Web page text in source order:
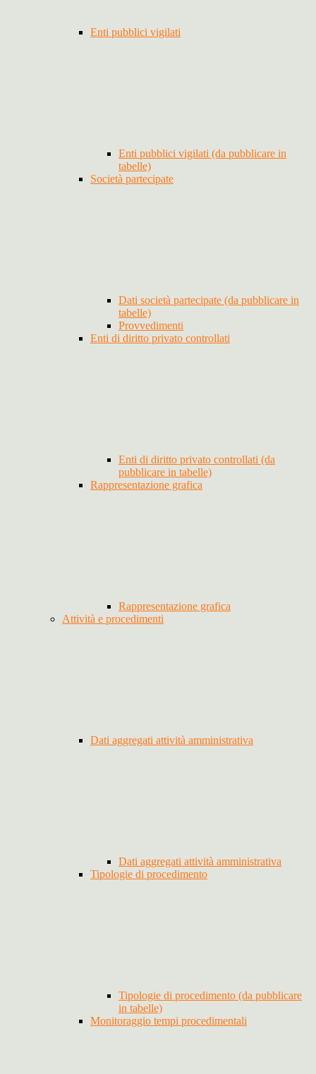
Enti pubblici vigilati
Enti pubblici vigilati (da pubblicare in
tabelle)
Società partecipate
Dati società partecipate (da pubblicare in
tabelle)
Provvedimenti
Enti di diritto privato controllati
Enti di diritto privato controllati (da
pubblicare in tabelle)
Rappresentazione grafica
Rappresentazione grafica
Attività e procedimenti
Dati aggregati attività amministrativa
Dati aggregati attività amministrativa
Tipologie di procedimento
Tipologie di procedimento (da pubblicare
in tabelle)
Monitoraggio tempi procedimentali